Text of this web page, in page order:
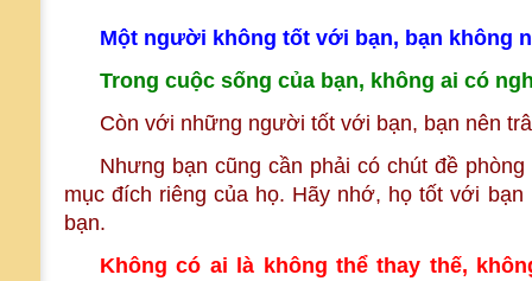
Một người không tốt với bạn, bạn không
Trong cuộc sống của bạn, không ai có
Còn với những người tốt với bạn, bạn nên
Nhưng bạn cũng cần phải có chút đề
mục đích riêng của họ. Hãy nhớ, họ tốt với
bạn.
Không có ai là không thể thay thế,